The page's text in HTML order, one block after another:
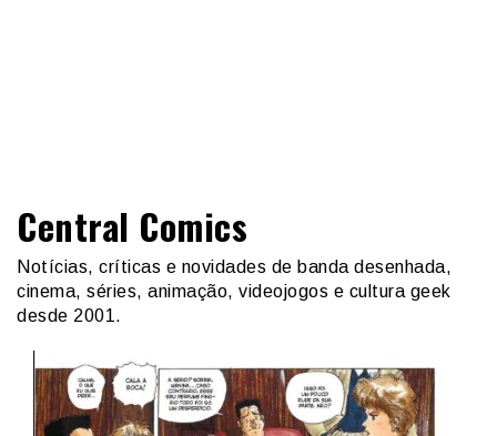
Central Comics
Notícias, críticas e novidades de banda desenhada,
cinema, séries, animação, videojogos e cultura geek
desde 2001.